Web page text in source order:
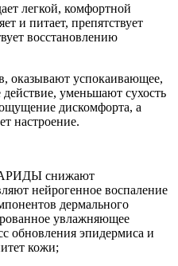
легкой, комфортной
и питает, препятствует
восстановлению
оказывают успокаивающее,
уменьшают сухость
дискомфорта, а
настроение.
снижают
нейрогенное воспаление
дермального
увлажняющее
обновления эпидермиса и
кожи;